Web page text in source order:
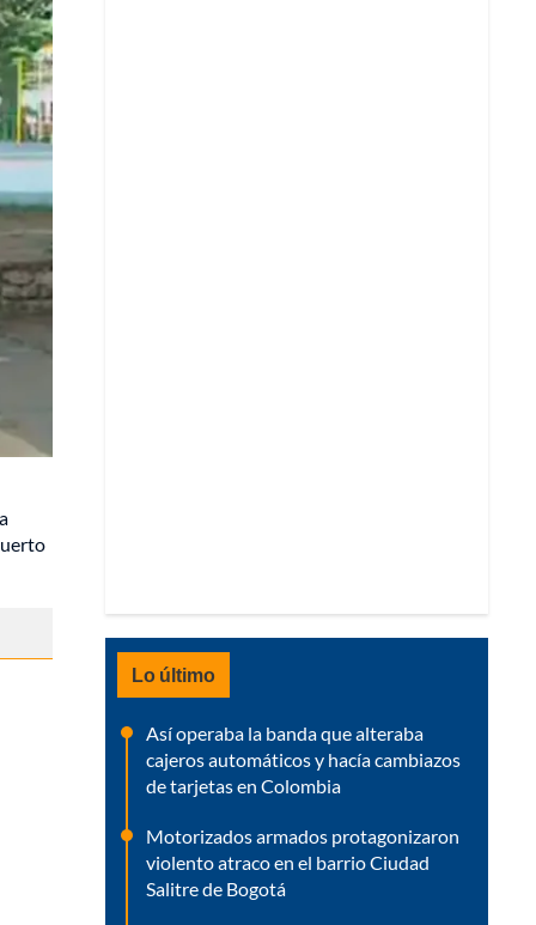
Lo último
Así operaba la banda que alteraba
cajeros automáticos y hacía cambiazos
de tarjetas en Colombia
Motorizados armados protagonizaron
violento atraco en el barrio Ciudad
Salitre de Bogotá